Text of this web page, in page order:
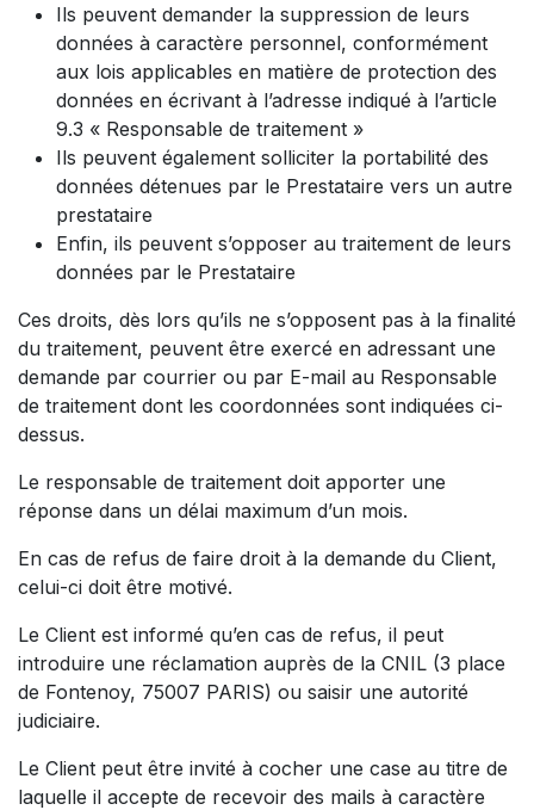
Ils peuvent demander la suppression de leurs
données à caractère personnel, conformément
aux lois applicables en matière de protection des
données en écrivant à l’adresse indiqué à l’article
9.3 « Responsable de traitement »
Ils peuvent également solliciter la portabilité des
données détenues par le Prestataire vers un autre
prestataire
Enfin, ils peuvent s’opposer au traitement de leurs
données par le Prestataire
Ces droits, dès lors qu’ils ne s’opposent pas à la finalité
du traitement, peuvent être exercé en adressant une
demande par courrier ou par E-mail au Responsable
de traitement dont les coordonnées sont indiquées ci-
dessus.
Le responsable de traitement doit apporter une
réponse dans un délai maximum d’un mois.
En cas de refus de faire droit à la demande du Client,
celui-ci doit être motivé.
Le Client est informé qu’en cas de refus, il peut
introduire une réclamation auprès de la CNIL (3 place
de Fontenoy, 75007 PARIS) ou saisir une autorité
judiciaire.
Le Client peut être invité à cocher une case au titre de
laquelle il accepte de recevoir des mails à caractère